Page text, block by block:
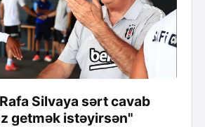
Silvaya sərt cavab
getmək istəyirsən"